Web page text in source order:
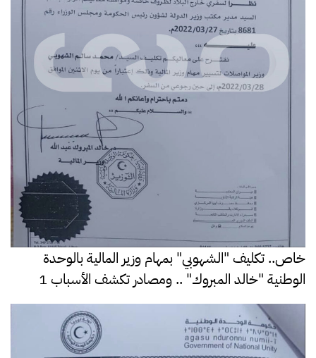
خاص.. تكليف "الشهوبي" بمهام وزير المالية بالوحدة
الوطنية "خالد المبروك" .. ومصادر تكشف الأسباب 1